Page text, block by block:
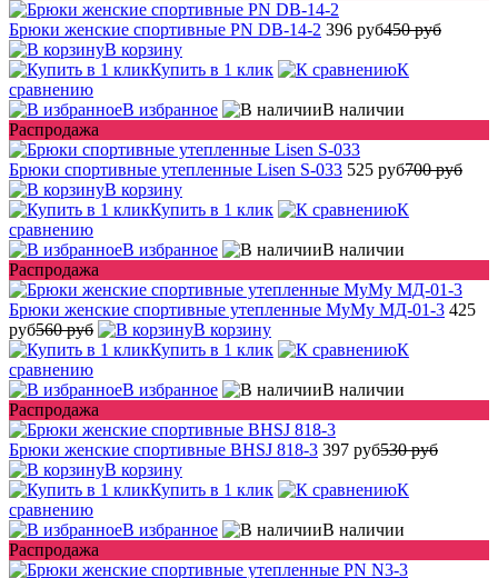
Брюки женские спортивные PN DB-14-2 396 руб450 руб
В корзину
Купить в 1 клик
К
сравнению
В избранное
В наличии
Распродажа
Брюки спортивные утепленные Lisen S-033 525 руб700 руб
В корзину
Купить в 1 клик
К
сравнению
В избранное
В наличии
Распродажа
Брюки женские спортивные утепленные МуМу МД-01-3 425
руб560 руб
В корзину
Купить в 1 клик
К
сравнению
В избранное
В наличии
Распродажа
Брюки женские спортивные BHSJ 818-3 397 руб530 руб
В корзину
Купить в 1 клик
К
сравнению
В избранное
В наличии
Распродажа